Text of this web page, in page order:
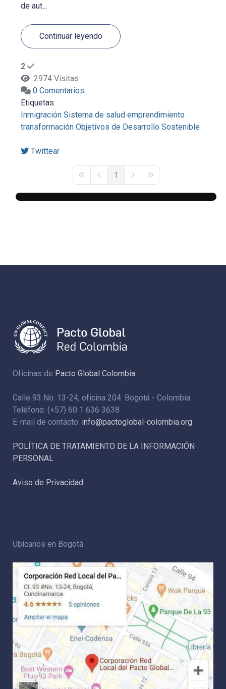
de aut...
Continuar leyendo
2
2974 Visitas
0 Comentarios
Etiquetas:
Inmigración Sistema de salud emprendimiento
transformación Objetivos de Desarrollo Sostenible
Twittear
First PagePrevious Page
1
Next PageLast Page
Oficinas de Pacto Global Colombia:
Calle 93 No. 13-24, oficina 204. Bogotá - Colombia
Teléfono: (+57) 60 1 636 3638
E-mail de contacto: info@pactoglobal-colombia.org
POLÍTICA DE TRATAMIENTO DE LA INFORMACIÓN
PERSONAL
Aviso de Privacidad
Ubícanos en Bogotá